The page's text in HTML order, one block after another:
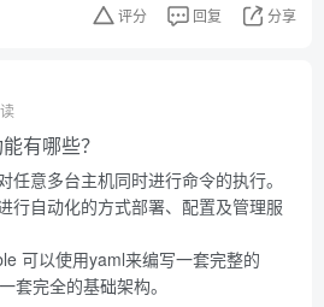
评分 回复 分享
有哪些？
任意多台主机同时进行命令的执行。
行自动化的方式部署、配置及管理服
可以使用yaml来编写一套完整的
套完全的基础架构。